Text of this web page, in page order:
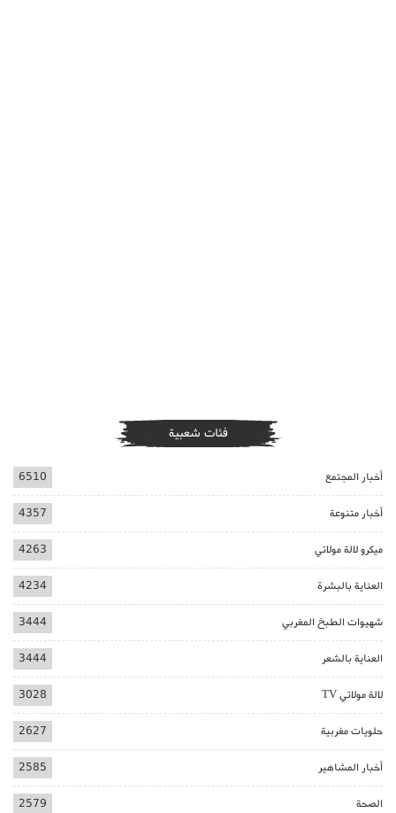
فئات شعبية
أخبار المجتمع 6510
أخبار متنوعة 4357
ميكرو لالة مولاتي 4263
العناية بالبشرة 4234
شهيوات الطبخ المغربي 3444
العناية بالشعر 3444
لالة مولاتي TV 3028
حلويات مغربية 2627
أخبار المشاهير 2585
الصحة 2579